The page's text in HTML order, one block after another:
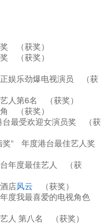
奖 （获奖）
奖 （获奖）
娱乐劲爆电视演员 （获
人第6名 （获奖）
角 （获奖）
最受欢迎女演员奖 （获
” 年度港台最佳艺人奖
年度最佳艺人 （获
店风云 （获奖）
我最喜爱的电视角色
人 第八名 （获奖）